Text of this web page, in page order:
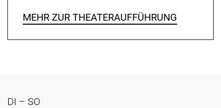
MEHR ZUR THEATERAUFFÜHRUNG
DI – SO